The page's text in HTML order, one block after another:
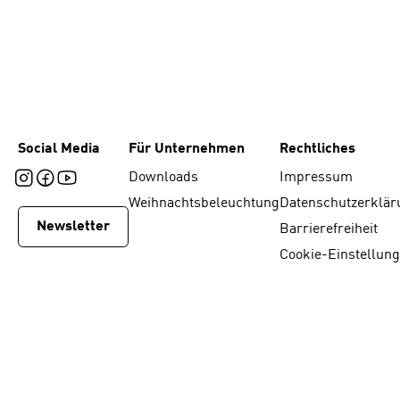
Social Media
Newsletter
Für Unternehmen
Downloads
Weihnachtsbeleuchtung
Rechtliches
Impressum
Barrierefreiheit
Cookie-